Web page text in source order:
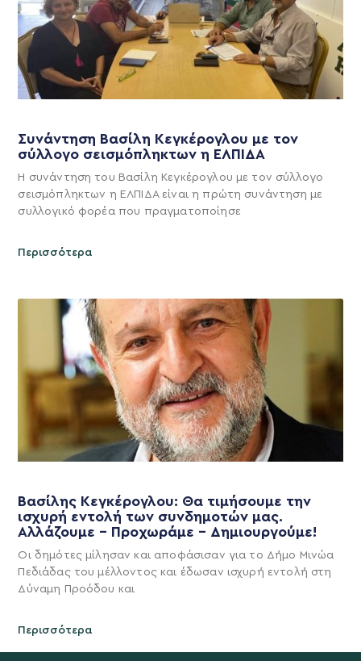
Συνάντηση Βασίλη Κεγκέρογλου με τον
σύλλογο σεισμόπληκτων η ΕΛΠΙΔΑ
Η συνάντηση του Βασίλη Κεγκέρογλου με τον σύλλογο
σεισμόπληκτων η ΕΛΠΙΔΑ είναι η πρώτη συνάντηση με
συλλογικό φορέα που πραγματοποίησε
Περισσότερα
Βασίλης Κεγκέρογλου: Θα τιμήσουμε την
ισχυρή εντολή των συνδημοτών μας.
Αλλάζουμε – Προχωράμε – Δημιουργούμε!
Οι δημότες μίλησαν και αποφάσισαν για το Δήμο Μινώα
Πεδιάδας του μέλλοντος και έδωσαν ισχυρή εντολή στη
Δύναμη Προόδου και
Περισσότερα